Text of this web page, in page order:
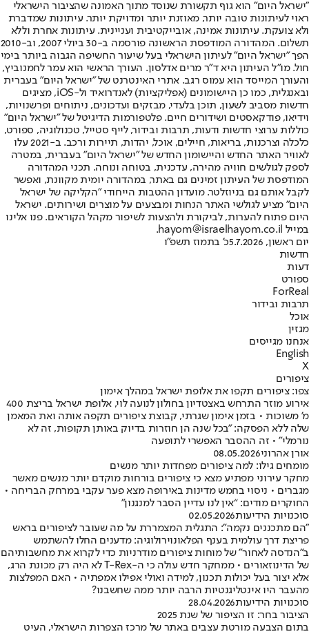
"ישראל היום" הוא גוף תקשורת שנוסד מתוך האמונה שהציבור הישראלי
ראוי לעיתונות טובה יותר, מאוזנת יותר ומדויקת יותר. עיתונות שמדברת
ולא צועקת. עיתונות אמינה, אובייקטיבית ועניינית. עיתונות אחרת וללא
תשלום. המהדורה המודפסת הראשונה פורסמה ב-30 ביולי 2007, וב-2010
הפך "ישראל היום" לעיתון הישראלי בעל שיעור החשיפה הגבוה ביותר בימי
חול. מו"ל העיתון היא ד"ר מרים אדלסון. העורך הראשי הוא עמר לחמנוביץ,
והעורך המייסד הוא עמוס רגב. אתרי האינטרנט של "ישראל היום" בעברית
ובאנגלית, כמו כן היישומונים (אפליקציות) לאנדרואיד ול-iOS, מציגים
חדשות מסביב לשעון, תוכן בלעדי, מבזקים ועדכונים, ניתוחים ופרשנויות,
וידיאו, פודקאסטים ושידורים חיים. פלטפורמות הדיגיטל של "ישראל היום"
כוללות ערוצי חדשות ודעות, תרבות ובידור, לייף סטייל, טכנולוגיה, ספורט,
כלכלה וצרכנות, בריאות, חיילים, אוכל, יהדות, תיירות ורכב. ב-2021 עלו
לאוויר האתר החדש והיישומון החדש של "ישראל היום" בעברית, במטרה
לספק לגולשים חוויה מהירה, עדכנית, בטוחה ונוחה. תכני המהדורה
המודפסת של העיתון זמינים גם באתר, במהדורה יומית מקוונת, ואפשר
לקבל אותם גם בניוזלטר. מועדון ההטבות הייחודי "הקליקה של ישראל
היום" מציע לגולשי האתר הנחות ומבצעים על מוצרים ושירותים. ישראל
היום פתוח להערות, לביקורת ולהצעות לשיפור מקהל הקוראים. פנו אלינו
במייל hayom@israelhayom.co.il.
יום ראשון, 5.7.2026
כ' בתמוז תשפ"ו
חדשות
דעות
ספורט
ForReal
תרבות ובידור
אוכל
מגזין
אנחנו מגייסים
English
X
ציפורים
צפו: ציפורים תקפו את אלופת ישראל במהלך אימון
אירוע מוזר התרחש באצטדיון בחולון לנועה לוי, אלופת ישראל בריצת 400
מ' משוכות • בזמן אימון שגרתי, קבוצת ציפורים תקפה אותה ואת המאמן
שלה ללא הפסקה: "בכל שנה הן חוזרות בדיוק באותן תקופות, זה לא
נורמלי" • זה ההסבר האפשרי לתופעה
אורן אהרוני08.05.2026
מומחים גילו: למה ציפורים מפחדות יותר מנשים
מחקר עירוני מפתיע מצא כי ציפורים בורחות מוקדם יותר מנשים מאשר
מגברים • ניסוי בחמש מדינות באירופה מצא פער עקבי במרחק הבריחה •
החוקרים מודים: “אין לנו עדיין הסבר למנגנון”
סוכנויות הידיעות02.05.2026
"הם מתכננים נקמה": התגלית המצמררת על מה שעובר לציפורים בראש
פריצת דרך עולמית בענף הפלאונוירולוגיה: מדענים החלו להשתמש
ב"הנדסה לאחור" של מוחות ציפורים מודרניות כדי לקרוא את מחשבותיהם
של הדינוזאורים • ממחקר חדש עולה כי ה-T-Rex לא היה רק מכונת הרג,
אלא יצור בעל יכולות תכנון, למידה ואולי אפילו אמפתיה • האם המפלצות
מהעבר היו אינטליגנטיות הרבה יותר ממה שחשבנו?
סוכנויות הידיעות28.04.2026
הציבור בחר: זו הציפור של שנת 2025
בתום הצבעה מורטת עצבים באתר של מרכז הצפרות הישראלי, העיט